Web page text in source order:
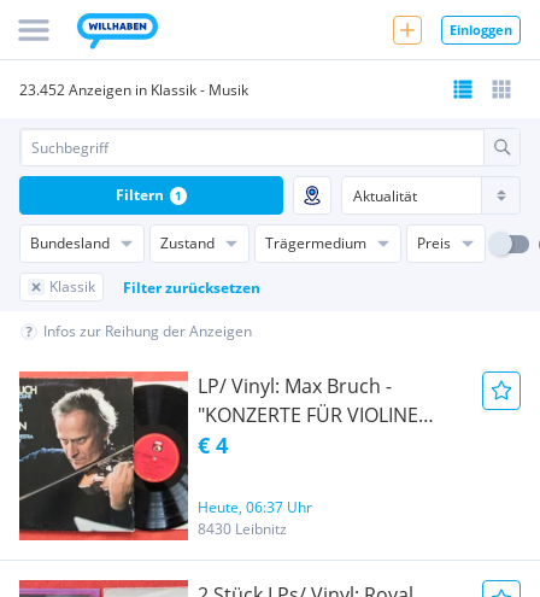
Einloggen
23.452 Anzeigen in Klassik - Musik
Bundesland Zustand Trägermedium Preis
Klassik Filter zurücksetzen
Filtern 1
Infos zur Reihung der Anzeigen
LP/ Vinyl: Max Bruch -
"KONZERTE FÜR VIOLINE
UND ORCHESTER", Yehudi
ABVERKAUF/
PREISREDUKTION um 25 %!
€ 4
Heute, 06:37 Uhr
8430 Leibnitz